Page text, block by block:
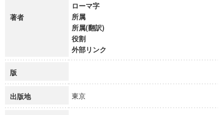
著者
ローマ字
所属
所属(翻訳)
役割
外部リンク
版
出版地 東京